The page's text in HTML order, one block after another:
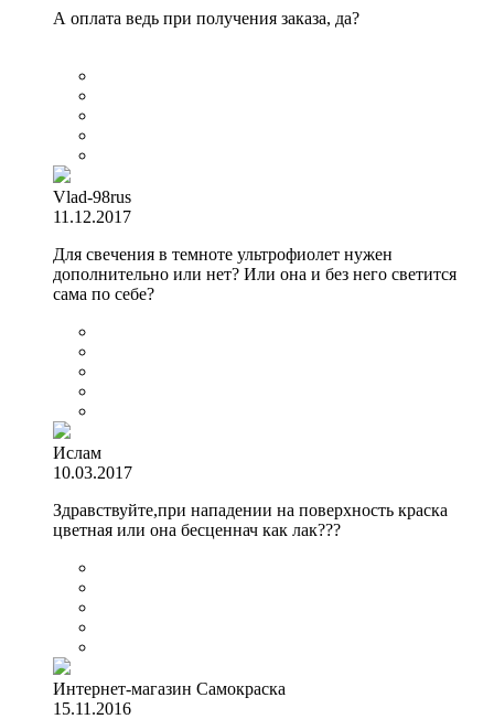
А оплата ведь при получения заказа, да?
Vlad-98rus
11.12.2017
Для свечения в темноте ультрофиолет нужен
дополнительно или нет? Или она и без него светится
сама по себе?
Ислам
10.03.2017
Здравствуйте,при нападении на поверхность краска
цветная или она бесценнач как лак???
Интернет-магазин Самокраска
15.11.2016